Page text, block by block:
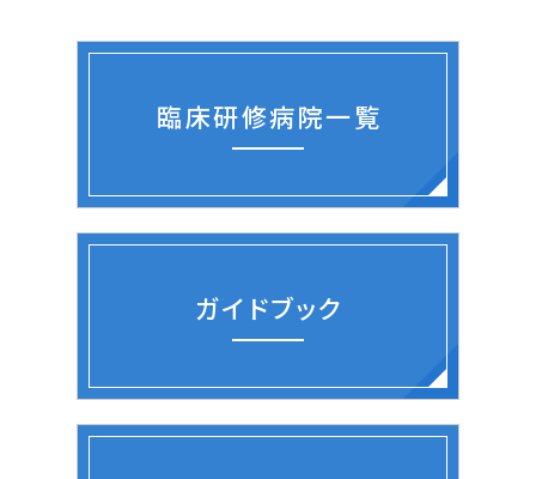
臨床研修病院一覧
ガイドブック